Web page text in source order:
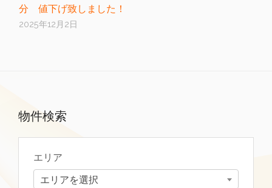
分 値下げ致しました！
2025年12月2日
物件検索
エリア
エリアを選択